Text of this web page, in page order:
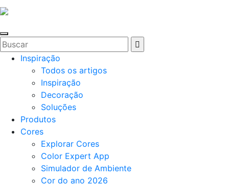
Inspiração
Todos os artigos
Inspiração
Decoração
Soluções
Produtos
Cores
Explorar Cores
Color Expert App
Simulador de Ambiente
Cor do ano 2026